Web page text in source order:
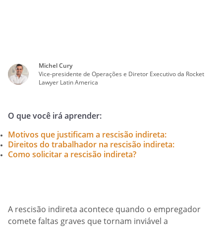
Michel Cury
Vice-presidente de Operações e Diretor Executivo da Rocket
Lawyer Latin America
O que você irá aprender:
Motivos que justificam a rescisão indireta:
Direitos do trabalhador na rescisão indireta:
Como solicitar a rescisão indireta?
A rescisão indireta acontece quando o empregador
comete faltas graves que tornam inviável a